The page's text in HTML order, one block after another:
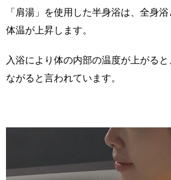
「肩湯」を使用した半身浴は、全身
体温が上昇します。
入浴により体の内部の温度が上がる
ながると言われています。